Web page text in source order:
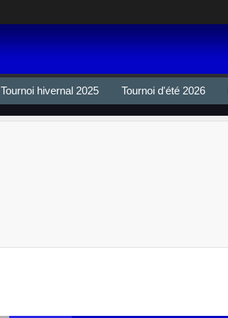
Tournoi hivernal 2025 Tournoi d'été 2026